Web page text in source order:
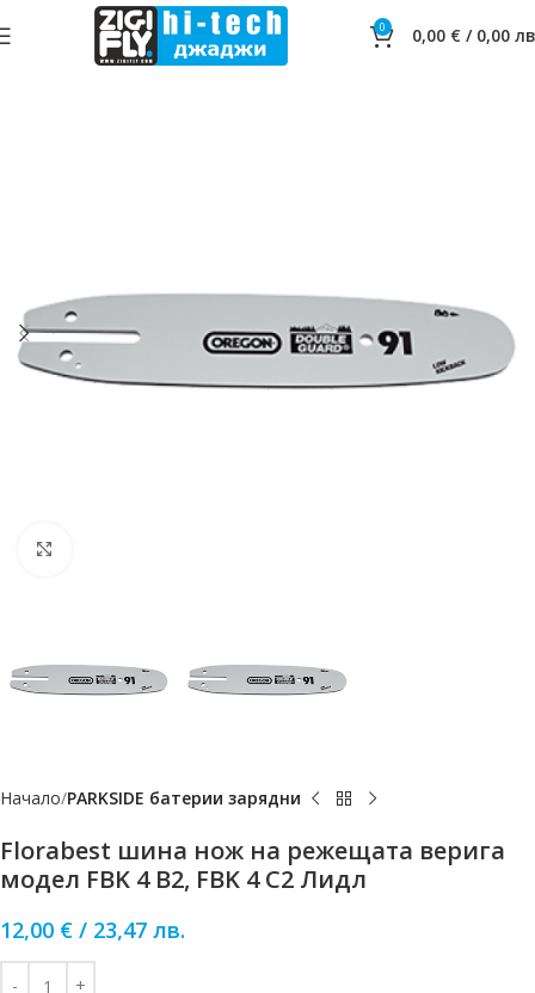
0 0,00 € / 0,00
Начало PARKSIDE батерии зарядни
Florabest шина нож на режещата верига
модел FBK 4 B2, FBK 4 C2 Лидл
12,00 € / 23,47 лв.